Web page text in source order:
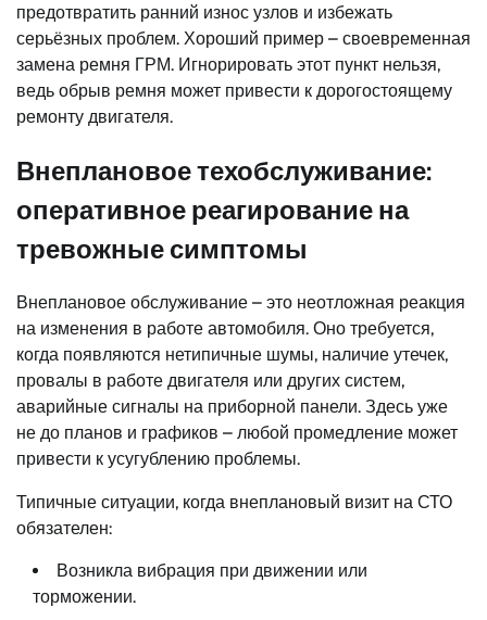
предотвратить ранний износ узлов и избежать
серьёзных проблем. Хороший пример – своевременная
замена ремня ГРМ. Игнорировать этот пункт нельзя,
ведь обрыв ремня может привести к дорогостоящему
ремонту двигателя.
Внеплановое техобслуживание:
оперативное реагирование на
тревожные симптомы
Внеплановое обслуживание – это неотложная реакция
на изменения в работе автомобиля. Оно требуется,
когда появляются нетипичные шумы, наличие утечек,
провалы в работе двигателя или других систем,
аварийные сигналы на приборной панели. Здесь уже
не до планов и графиков – любой промедление может
привести к усугублению проблемы.
Типичные ситуации, когда внеплановый визит на СТО
обязателен:
Возникла вибрация при движении или
торможении.